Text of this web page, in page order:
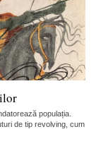
populația.
de tip revolving, cum